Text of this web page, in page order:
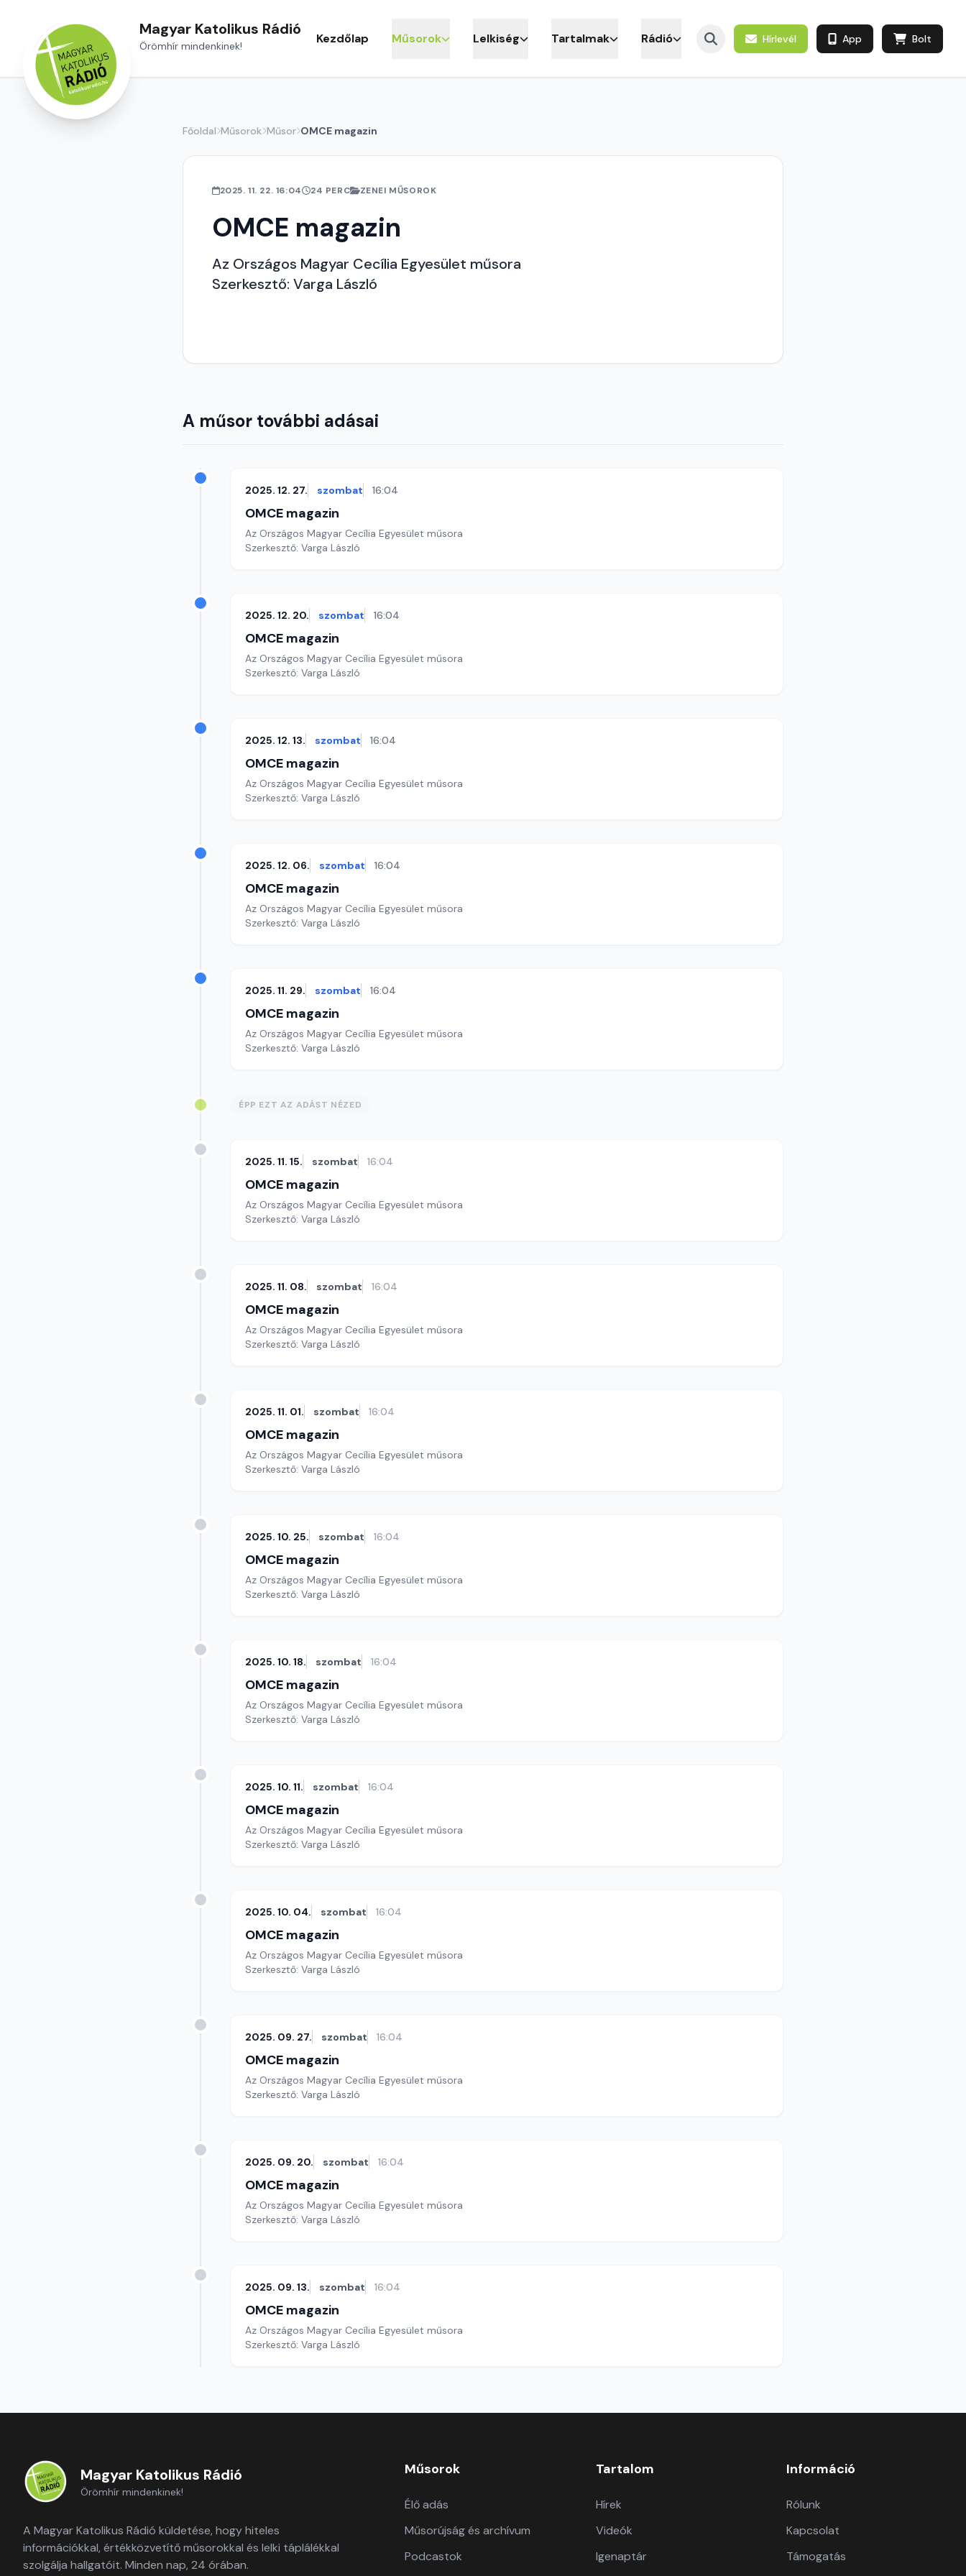
Magyar Katolikus Rádió
Örömhír mindenkinek! Kezdőlap Műsorok Lelkiség Tartalmak Rádió Hírlevél App Bolt
Főoldal Műsorok Műsor OMCE magazin
2025. 11. 22. 16:04 24 PERC ZENEI MŰSOROK
OMCE magazin
Az Országos Magyar Cecília Egyesület műsora
Szerkesztő: Varga László
A műsor további adásai
2025. 12. 27. szombat 16:04
OMCE magazin
Az Országos Magyar Cecília Egyesület műsora
Szerkesztő: Varga László
2025. 12. 20. szombat 16:04
OMCE magazin
Az Országos Magyar Cecília Egyesület műsora
Szerkesztő: Varga László
2025. 12. 13. szombat 16:04
OMCE magazin
Az Országos Magyar Cecília Egyesület műsora
Szerkesztő: Varga László
2025. 12. 06. szombat 16:04
OMCE magazin
Az Országos Magyar Cecília Egyesület műsora
Szerkesztő: Varga László
2025. 11. 29. szombat 16:04
OMCE magazin
Az Országos Magyar Cecília Egyesület műsora
Szerkesztő: Varga László
ÉPP EZT AZ ADÁST NÉZED
2025. 11. 15. szombat 16:04
OMCE magazin
Az Országos Magyar Cecília Egyesület műsora
Szerkesztő: Varga László
2025. 11. 08. szombat 16:04
OMCE magazin
Az Országos Magyar Cecília Egyesület műsora
Szerkesztő: Varga László
2025. 11. 01. szombat 16:04
OMCE magazin
Az Országos Magyar Cecília Egyesület műsora
Szerkesztő: Varga László
2025. 10. 25. szombat 16:04
OMCE magazin
Az Országos Magyar Cecília Egyesület műsora
Szerkesztő: Varga László
2025. 10. 18. szombat 16:04
OMCE magazin
Az Országos Magyar Cecília Egyesület műsora
Szerkesztő: Varga László
2025. 10. 11. szombat 16:04
OMCE magazin
Az Országos Magyar Cecília Egyesület műsora
Szerkesztő: Varga László
2025. 10. 04. szombat 16:04
OMCE magazin
Az Országos Magyar Cecília Egyesület műsora
Szerkesztő: Varga László
2025. 09. 27. szombat 16:04
OMCE magazin
Az Országos Magyar Cecília Egyesület műsora
Szerkesztő: Varga László
2025. 09. 20. szombat 16:04
OMCE magazin
Az Országos Magyar Cecília Egyesület műsora
Szerkesztő: Varga László
2025. 09. 13. szombat 16:04
OMCE magazin
Az Országos Magyar Cecília Egyesület műsora
Szerkesztő: Varga László
Magyar Katolikus Rádió
Örömhír mindenkinek!
A Magyar Katolikus Rádió küldetése, hogy hiteles
információkkal, értékközvetítő műsorokkal és lelki táplálékkal
szolgálja hallgatóit. Minden nap, 24 órában.
Műsorok
Élő adás
Műsorújság és archívum
Podcastok
Tartalom
Hírek
Videók
Igenaptár
Információ
Rólunk
Kapcsolat
Támogatás